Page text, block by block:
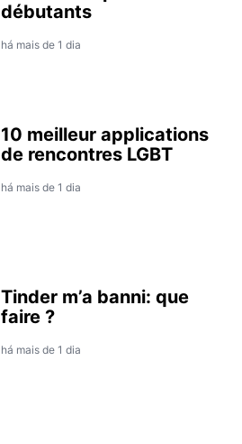
débutants
há mais de 1 dia
10 meilleur applications
de rencontres LGBT
há mais de 1 dia
Tinder m’a banni: que
faire ?
há mais de 1 dia